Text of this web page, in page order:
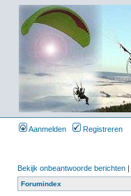
Aanmelden Registreren
Bekijk onbeantwoorde berichten |
Forumindex